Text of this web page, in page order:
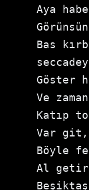
Aya
Bas
Göster
Ve
Katıp
Var git,
Böyle
Al